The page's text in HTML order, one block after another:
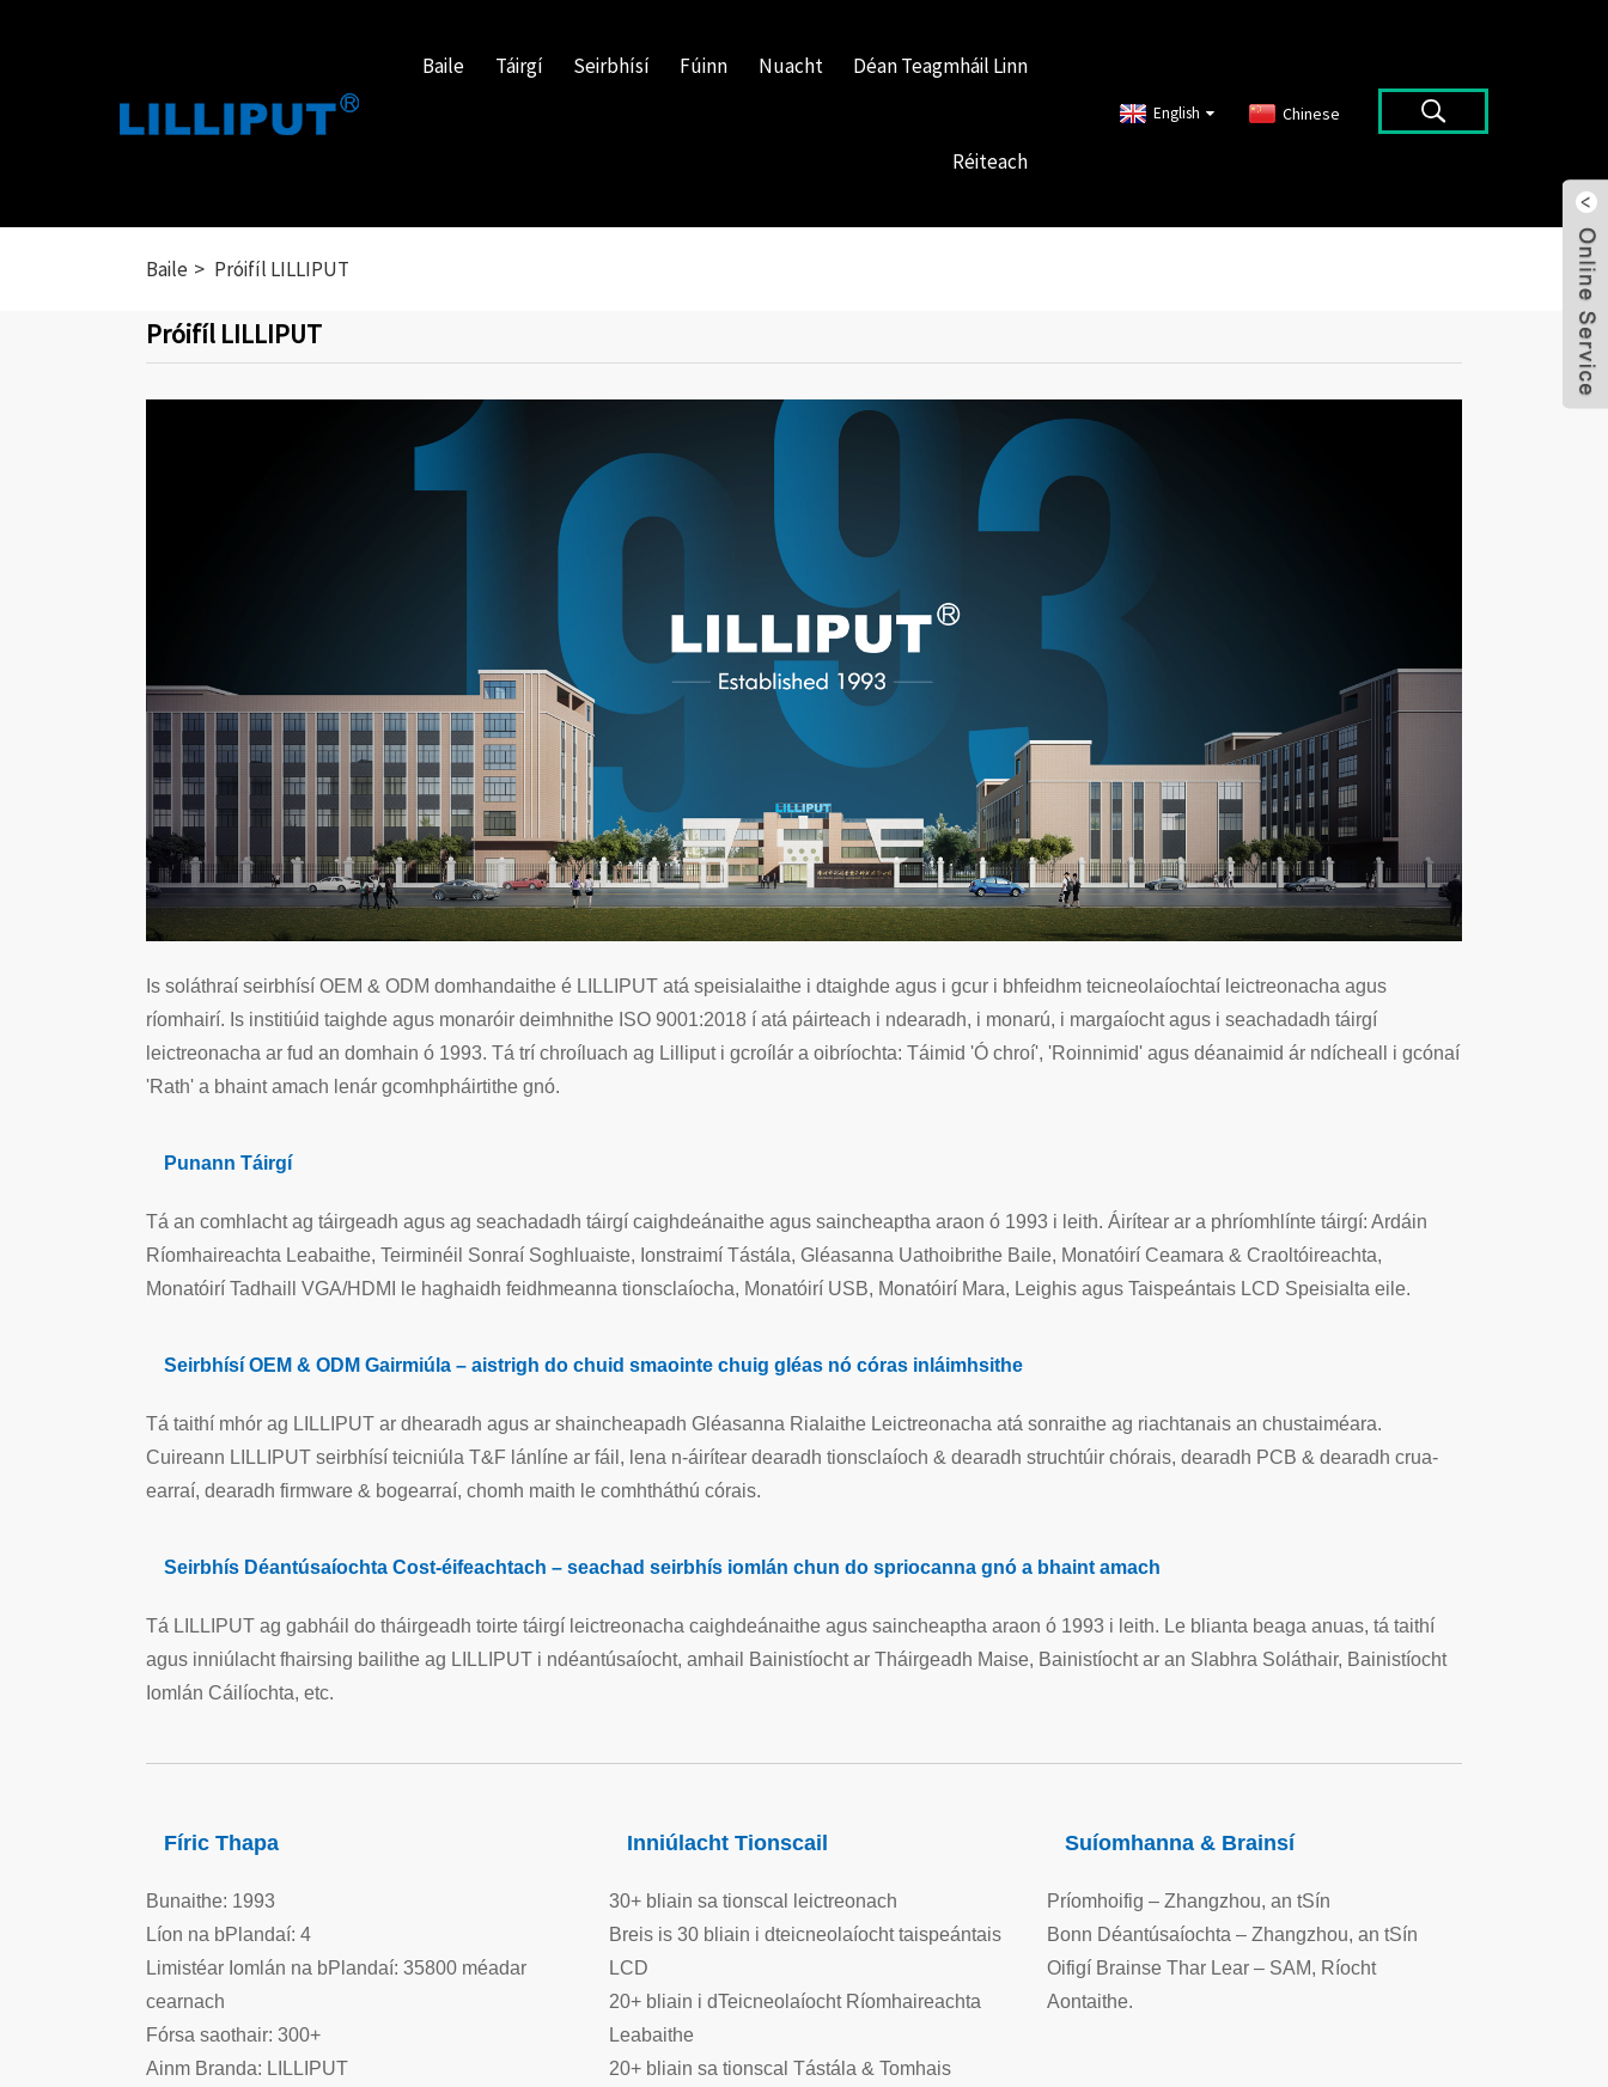
Baile Táirgí Seirbhísí Fúinn Nuacht Déan Teagmháil Linn
Réiteach
English Chinese
Baile Próifíl LILLIPUT
Próifíl LILLIPUT
Is soláthraí seirbhísí OEM & ODM domhandaithe é LILLIPUT atá speisialaithe i dtaighde agus i gcur i bhfeidhm teicneolaíochtaí leictreonacha agus
ríomhairí. Is institiúid taighde agus monaróir deimhnithe ISO 9001:2018 í atá páirteach i ndearadh, i monarú, i margaíocht agus i seachadadh táirgí
leictreonacha ar fud an domhain ó 1993. Tá trí chroíluach ag Lilliput i gcroílár a oibríochta: Táimid 'Ó chroí', 'Roinnimid' agus déanaimid ár ndícheall i gcónaí
'Rath' a bhaint amach lenár gcomhpháirtithe gnó.
Punann Táirgí
Tá an comhlacht ag táirgeadh agus ag seachadadh táirgí caighdeánaithe agus saincheaptha araon ó 1993 i leith. Áirítear ar a phríomhlínte táirgí: Ardáin
Ríomhaireachta Leabaithe, Teirminéil Sonraí Soghluaiste, Ionstraimí Tástála, Gléasanna Uathoibrithe Baile, Monatóirí Ceamara & Craoltóireachta,
Monatóirí Tadhaill VGA/HDMI le haghaidh feidhmeanna tionsclaíocha, Monatóirí USB, Monatóirí Mara, Leighis agus Taispeántais LCD Speisialta eile.
Seirbhísí OEM & ODM Gairmiúla – aistrigh do chuid smaointe chuig gléas nó córas inláimhsithe
Tá taithí mhór ag LILLIPUT ar dhearadh agus ar shaincheapadh Gléasanna Rialaithe Leictreonacha atá sonraithe ag riachtanais an chustaiméara.
Cuireann LILLIPUT seirbhísí teicniúla T&F lánlíne ar fáil, lena n-áirítear dearadh tionsclaíoch & dearadh struchtúir chórais, dearadh PCB & dearadh crua-
earraí, dearadh firmware & bogearraí, chomh maith le comhtháthú córais.
Seirbhís Déantúsaíochta Cost-éifeachtach – seachad seirbhís iomlán chun do spriocanna gnó a bhaint amach
Tá LILLIPUT ag gabháil do tháirgeadh toirte táirgí leictreonacha caighdeánaithe agus saincheaptha araon ó 1993 i leith. Le blianta beaga anuas, tá taithí
agus inniúlacht fhairsing bailithe ag LILLIPUT i ndéantúsaíocht, amhail Bainistíocht ar Tháirgeadh Maise, Bainistíocht ar an Slabhra Soláthair, Bainistíocht
Iomlán Cáilíochta, etc.
Fíric Thapa
Bunaithe: 1993
Líon na bPlandaí: 4
Limistéar Iomlán na bPlandaí: 35800 méadar
cearnach
Fórsa saothair: 300+
Ainm Branda: LILLIPUT
Inniúlacht Tionscail
30+ bliain sa tionscal leictreonach
Breis is 30 bliain i dteicneolaíocht taispeántais
LCD
20+ bliain i dTeicneolaíocht Ríomhaireachta
Leabaithe
20+ bliain sa tionscal Tástála & Tomhais
Suíomhanna & Brainsí
Príomhoifig – Zhangzhou, an tSín
Bonn Déantúsaíochta – Zhangzhou, an tSín
Oifigí Brainse Thar Lear – SAM, Ríocht
Aontaithe.